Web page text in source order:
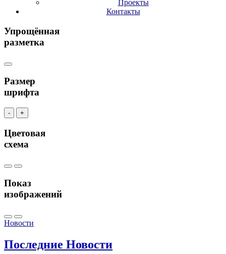
Проекты
Контакты
Упрощённая
разметка
Размер
шрифта
- +
Цветовая
схема
Показ
изображений
Новости
Последние Новости